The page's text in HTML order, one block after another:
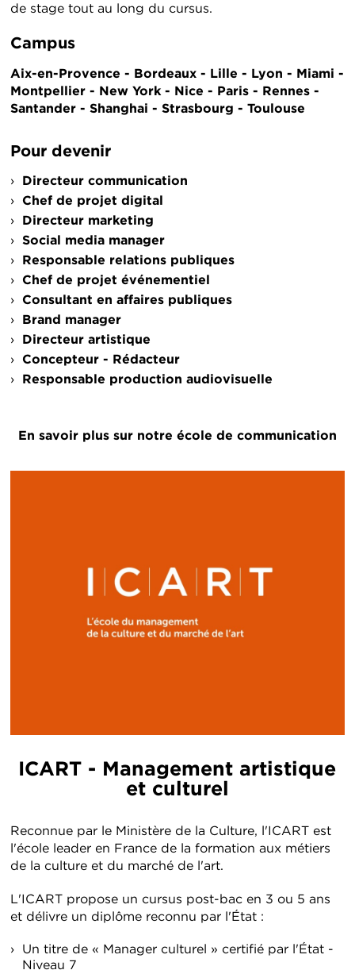
de stage tout au long du cursus.
Campus
Aix-en-Provence - Bordeaux - Lille - Lyon - Miami -
Montpellier - New York - Nice - Paris - Rennes -
Santander - Shanghai - Strasbourg - Toulouse
Pour devenir
Directeur communication
Chef de projet digital
Directeur marketing
Social media manager
Responsable relations publiques
Chef de projet événementiel
Consultant en affaires publiques
Brand manager
Directeur artistique
Concepteur - Rédacteur
Responsable production audiovisuelle
En savoir plus sur notre école de communication
ICART - Management artistique
et culturel
Reconnue par le Ministère de la Culture, l'ICART est
l'école leader en France de la formation aux métiers
de la culture et du marché de l'art.
L'ICART propose un cursus post-bac en 3 ou 5 ans
et délivre un diplôme reconnu par l'État :
Un titre de « Manager culturel » certifié par l'État -
Niveau 7